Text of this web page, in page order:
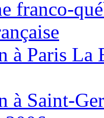
franco-
à Paris
à Saint-